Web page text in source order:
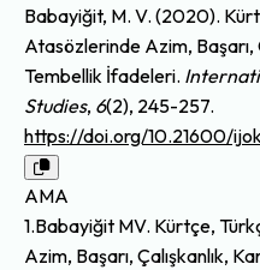
Babayiğit, M. V. (2020).
Atasözlerinde Azim, Başarı,
Tembellik İfadeleri.
Studies, 6(2), 245-257.
https://doi.org/10.21600/
AMA
1.Babayiğit MV. Kürtçe,
Azim, Başarı, Çalışkanlık,